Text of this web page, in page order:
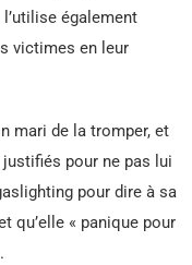
également
victimes en leur
mari de la tromper, et
pour ne pas lui
pour dire à sa
qu’elle « panique pour